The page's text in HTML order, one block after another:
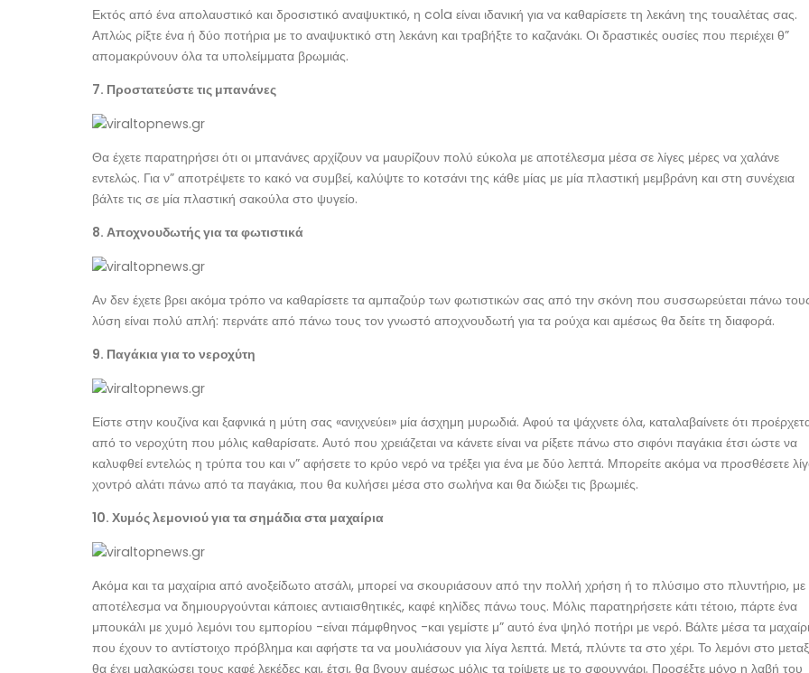
Εκτός από ένα απολαυστικό και δροσιστικό αναψυκτικό, η cola είναι ιδανική για να καθαρίσετε τη λεκάνη της τουαλέτας σας.
Απλώς ρίξτε ένα ή δύο ποτήρια με το αναψυκτικό στη λεκάνη και τραβήξτε το καζανάκι. Οι δραστικές ουσίες που περιέχει θ”
απομακρύνουν όλα τα υπολείμματα βρωμιάς.
7. Προστατεύστε τις μπανάνες
Θα έχετε παρατηρήσει ότι οι μπανάνες αρχίζουν να μαυρίζουν πολύ εύκολα με αποτέλεσμα μέσα σε λίγες μέρες να χαλάνε
εντελώς. Για ν” αποτρέψετε το κακό να συμβεί, καλύψτε το κοτσάνι της κάθε μίας με μία πλαστική μεμβράνη και στη συνέχεια
βάλτε τις σε μία πλαστική σακούλα στο ψυγείο.
8. Αποχνουδωτής για τα φωτιστικά
Αν δεν έχετε βρει ακόμα τρόπο να καθαρίσετε τα αμπαζούρ των φωτιστικών σας από την σκόνη που συσσωρεύεται πάνω
λύση είναι πολύ απλή: περνάτε από πάνω τους τον γνωστό αποχνουδωτή για τα ρούχα και αμέσως θα δείτε τη διαφορά.
9. Παγάκια για το νεροχύτη
Είστε στην κουζίνα και ξαφνικά η μύτη σας «ανιχνεύει» μία άσχημη μυρωδιά. Αφού τα ψάχνετε όλα, καταλαβαίνετε ότι
από το νεροχύτη που μόλις καθαρίσατε. Αυτό που χρειάζεται να κάνετε είναι να ρίξετε πάνω στο σιφόνι παγάκια έτσι ώστε να
καλυφθεί εντελώς η τρύπα του και ν” αφήσετε το κρύο νερό να τρέξει για ένα με δύο λεπτά. Μπορείτε ακόμα να προσθέσετε
χοντρό αλάτι πάνω από τα παγάκια, που θα κυλήσει μέσα στο σωλήνα και θα διώξει τις βρωμιές.
10. Χυμός λεμονιού για τα σημάδια στα μαχαίρια
Ακόμα και τα μαχαίρια από ανοξείδωτο ατσάλι, μπορεί να σκουριάσουν από την πολλή χρήση ή το πλύσιμο στο πλυντήριο, με
αποτέλεσμα να δημιουργούνται κάποιες αντιαισθητικές, καφέ κηλίδες πάνω τους. Μόλις παρατηρήσετε κάτι τέτοιο, πάρτε ένα
μπουκάλι με χυμό λεμόνι του εμπορίου -είναι πάμφθηνος -και γεμίστε μ” αυτό ένα ψηλό ποτήρι με νερό. Βάλτε μέσα τα
που έχουν το αντίστοιχο πρόβλημα και αφήστε τα να μουλιάσουν για λίγα λεπτά. Μετά, πλύντε τα στο χέρι. Το λεμόνι στο
θα έχει μαλακώσει τους καφέ λεκέδες και, έτσι, θα βγουν αμέσως μόλις τα τρίψετε με το σφουγγάρι. Προσέξτε μόνο η λαβή του